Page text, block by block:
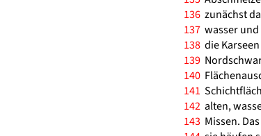
136 zunächst
137 wasser
138 die
139
140
141
142 alten,
143 Missen.